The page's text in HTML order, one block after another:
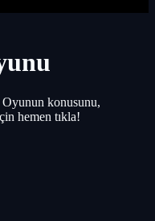
konusunu,
hemen tıkla!